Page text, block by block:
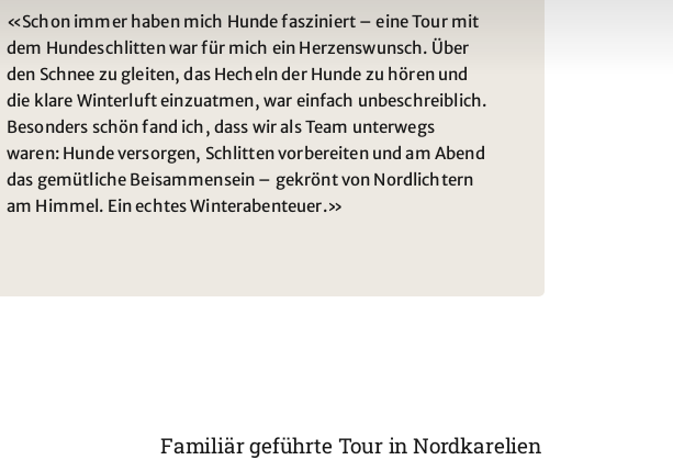
«Schon immer haben mich Hunde fasziniert – eine Tour mit
dem Hundeschlitten war für mich ein Herzenswunsch. Über
den Schnee zu gleiten, das Hecheln der Hunde zu hören und
die klare Winterluft einzuatmen, war einfach unbeschreiblich.
Besonders schön fand ich, dass wir als Team unterwegs
waren: Hunde versorgen, Schlitten vorbereiten und am Abend
das gemütliche Beisammensein – gekrönt von Nordlichtern
am Himmel. Ein echtes Winterabenteuer.»
Familiär geführte Tour in Nordkarelien